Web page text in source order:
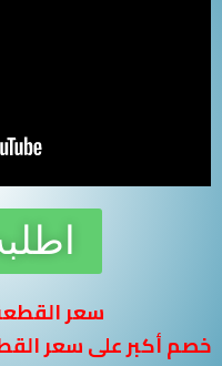
سعر القطعة
خصم أكبر على سعر